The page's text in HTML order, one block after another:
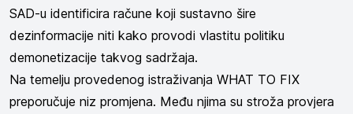
SAD-u identificira račune koji sustavno šire
dezinformacije niti kako provodi vlastitu politiku
demonetizacije takvog sadržaja.
Na temelju provedenog istraživanja WHAT TO FIX
preporučuje niz promjena. Među njima su stroža provjera